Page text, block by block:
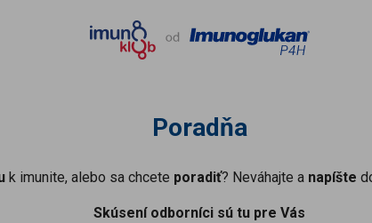
Poradňa
k imunite, alebo sa chcete poradiť? Neváhajte a napíšte
Skúsení odborníci sú tu pre Vás